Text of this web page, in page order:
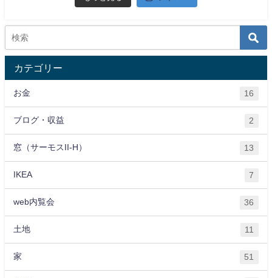
カテゴリー
お金 16
ブログ・収益 2
窓（サーモスII-H） 13
IKEA 7
web内覧会 36
土地 11
家 51